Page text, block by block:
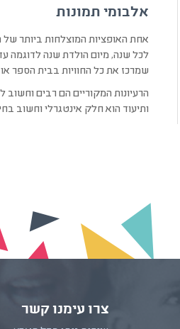
אלבומי תמונות
אחת האופציות המוצלחות ביותר של
לכל שנה, מיום הולדת שנה לדוגמה
שמרכז את כל החוויות בבית הספר
הרעיונות המקוריים הם רבים
ותיעוד הוא חלק אינטגרלי וחשוב
צרו עימנו קשר